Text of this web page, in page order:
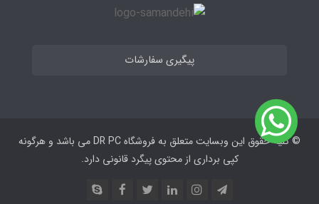
پیگیری سفارشات
© کلیه حقوق این وبسایت متعلق به فروشگاه DR PC می ‌باشد و هرگونه
کپی برداری از محتوی پیگرد قانونی دارد.